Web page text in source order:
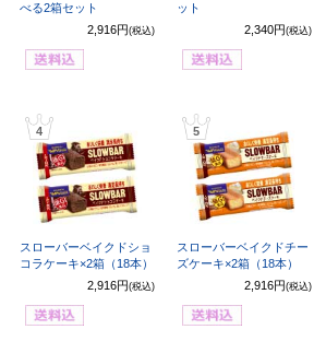
べる2箱セット
2,916円 (税込)
ット
2,340円 (税込)
4
スローバーベイクドショ
コラケーキ×2箱（18本）
2,916円 (税込)
5
スローバーベイクドチー
ズケーキ×2箱（18本）
2,916円 (税込)